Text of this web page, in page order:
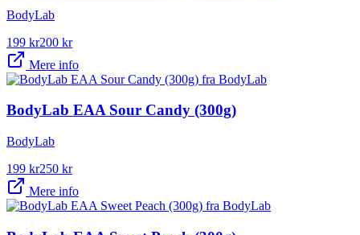
BodyLab
199 kr200 kr
Mere info
BodyLab EAA Sour Candy (300g)
BodyLab
199 kr250 kr
Mere info